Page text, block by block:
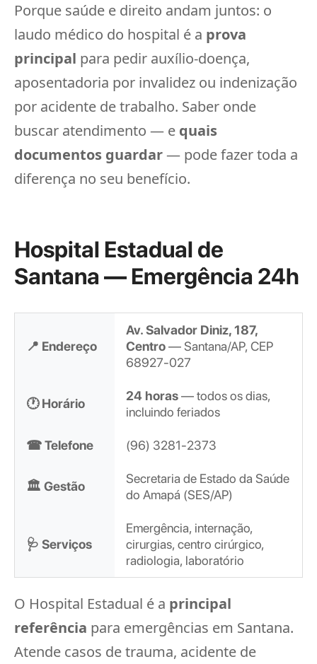
Porque saúde e direito andam juntos: o
laudo médico do hospital é a prova
principal para pedir auxílio-doença,
aposentadoria por invalidez ou indenização
por acidente de trabalho. Saber onde
buscar atendimento — e quais
documentos guardar— pode fazer toda a
diferença no seu benefício.
Hospital Estadual de
Santana — Emergência 24h
📍 Endereço
Av. Salvador Diniz, 187,
Centro— Santana/AP, CEP
68927-027
🕐 Horário
24 horas— todos os dias,
incluindo feriados
☎ Telefone (96) 3281-2373
🏛️ Gestão
Secretaria de Estado da Saúde
do Amapá (SES/AP)
🩺 Serviços
Emergência, internação,
cirurgias, centro cirúrgico,
radiologia, laboratório
O Hospital Estadual é a principal
referência para emergências em Santana.
Atende casos de trauma, acidente de